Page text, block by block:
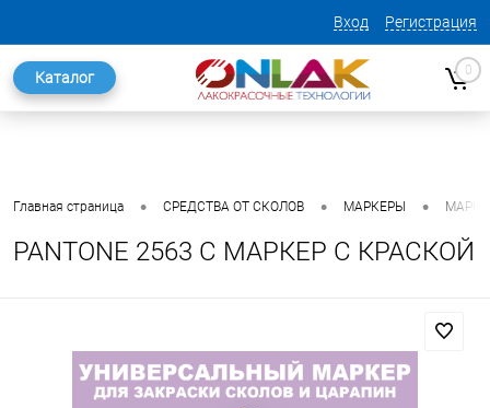
Вход Регистрация
Каталог 0
Главная страница • СРЕДСТВА ОТ СКОЛОВ • МАРКЕРЫ •
PANTONE 2563 C МАРКЕР С КРАСКОЙ